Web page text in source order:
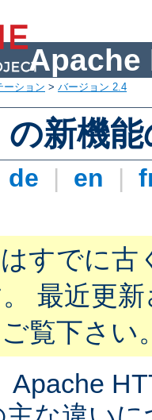
Apache
ーション > バージョン 2.4
新機能
de | en |
すでに古
最近更
覧下さい
Apache